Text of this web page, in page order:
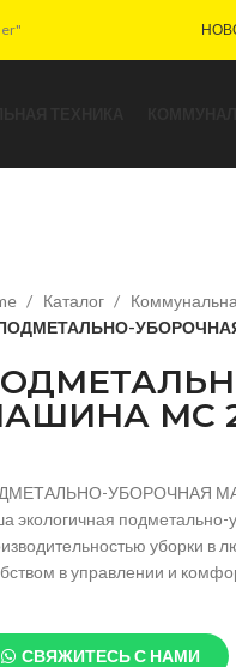
Каталог
УБОРОЧНАЯ
MC
УБОРОЧНАЯ
экологичная
уборки в
в управлении и
СВЯЖИТЕСЬ С НАМИ